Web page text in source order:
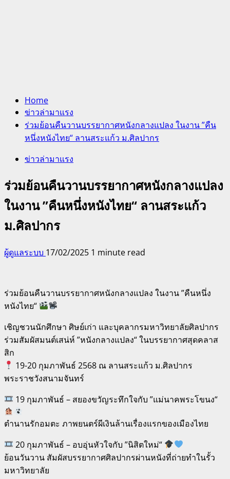
Home
ข่าวล่ามาแรง
ร่วมย้อนคืนวานบรรยากาศหนังกลางแปลง ในงาน ”คืน
หนึ่งหนังไทย“ ลานสระแก้ว ม.ศิลปากร
ข่าวล่ามาแรง
ร่วมย้อนคืนวานบรรยากาศหนังกลางแปลง
ในงาน ”คืนหนึ่งหนังไทย“ ลานสระแก้ว
ม.ศิลปากร
ผู้ดูแลระบบ 17/02/2025 1 minute read
ร่วมย้อนคืนวานบรรยากาศหนังกลางแปลง ในงาน ”คืนหนึ่ง
หนังไทย“
เชิญชวนนักศึกษา ศิษย์เก่า และบุคลากรมหาวิทยาลัยศิลปากร
ร่วมสัมผัสมนต์เสน่ห์ ”หนังกลางแปลง“ ในบรรยากาศสุดคลาส
สิก
19-20 กุมภาพันธ์ 2568 ณ ลานสระแก้ว ม.ศิลปากร
พระราชวังสนามจันทร์
19 กุมภาพันธ์ – สยองขวัญระทึกใจกับ ”แม่นาคพระโขนง“
ตำนานรักอมตะ ภาพยนตร์ผีเงินล้านเรื่องแรกของเมืองไทย
20 กุมภาพันธ์ – อบอุ่นหัวใจกับ ”นิสิตใหม่“
ย้อนวันวาน สัมผัสบรรยากาศศิลปากรผ่านหนังที่ถ่ายทำในรั้ว
มหาวิทยาลัย